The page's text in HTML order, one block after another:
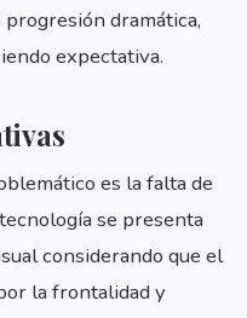
dramática,
expectativa.
es la falta de
se presenta
considerando que el
la frontalidad y